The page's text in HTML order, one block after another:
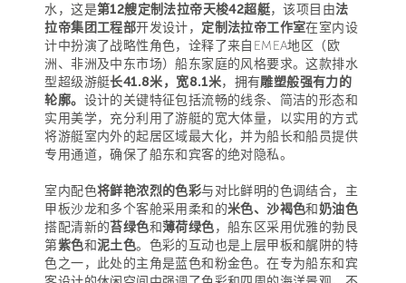
水，这是第12艘定制法拉帝天梭42超艇，该项目由法
拉帝集团工程部开发设计， 定制法拉帝工作室在室内设
计中扮演了战略性角色，诠释了来自EMEA地区（欧
洲、非洲及中东市场）船东家庭的风格要求。这款排水
型超级游艇长41.8米，宽8.1米，拥有雕塑般强有力的
轮廓。 设计的关键特征包括流畅的线条、简洁的形态和
实用美学，充分利用了游艇的宽大体量，以实用的方式
将游艇室内外的起居区域最大化，并为船长和船员提供
专用通道，确保了船东和宾客的绝对隐私。
室内配色将鲜艳浓烈的色彩与对比鲜明的色调结合，主
甲板沙龙和多个客舱采用柔和的米色、沙褐色和奶油色
搭配清新的苔绿色和薄荷绿色，船东区采用优雅的勃艮
第紫色和泥土色。色彩的互动也是上层甲板和艉阱的特
色之一，此处的主角是蓝色和粉金色。在专为船东和宾